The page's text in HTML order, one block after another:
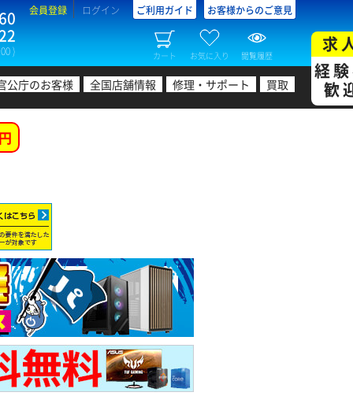
)
会員登録 ログイン ご利用ガイド お客様からのご意見
カート お気に入り 閲覧履歴
公庁のお客様 全国店舗情報 修理・サポート 買取
求
経
歓